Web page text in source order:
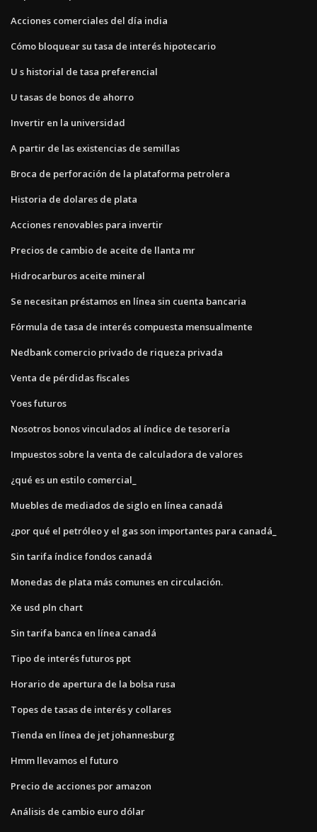
Acciones comerciales del día india
Cómo bloquear su tasa de interés hipotecario
U s historial de tasa preferencial
U tasas de bonos de ahorro
Invertir en la universidad
A partir de las existencias de semillas
Broca de perforación de la plataforma petrolera
Historia de dolares de plata
Acciones renovables para invertir
Precios de cambio de aceite de llanta mr
Hidrocarburos aceite mineral
Se necesitan préstamos en línea sin cuenta bancaria
Fórmula de tasa de interés compuesta mensualmente
Nedbank comercio privado de riqueza privada
Venta de pérdidas fiscales
Yoes futuros
Nosotros bonos vinculados al índice de tesorería
Impuestos sobre la venta de calculadora de valores
¿qué es un estilo comercial_
Muebles de mediados de siglo en línea canadá
¿por qué el petróleo y el gas son importantes para canadá_
Sin tarifa índice fondos canadá
Monedas de plata más comunes en circulación.
Xe usd pln chart
Sin tarifa banca en línea canadá
Tipo de interés futuros ppt
Horario de apertura de la bolsa rusa
Topes de tasas de interés y collares
Tienda en línea de jet johannesburg
Hmm llevamos el futuro
Precio de acciones por amazon
Análisis de cambio euro dólar